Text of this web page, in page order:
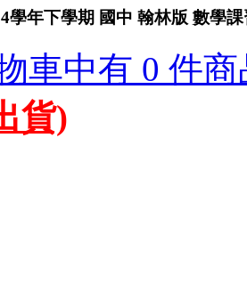
學年下學期 國中 翰林版 數學
車中有 0 件
貨)